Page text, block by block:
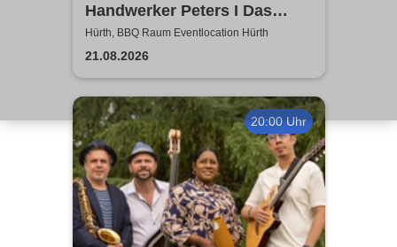
Handwerker Peters I Das
Sommer Event | Achtung -
Handwerker im UrlaubOpen
Air
Hürth, BBQ Raum Eventlocation Hürth
21.08.2026
20:00 Uhr